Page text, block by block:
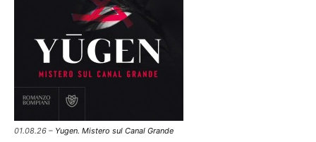
01.08.26 – Yugen. Mistero sul Canal Grande